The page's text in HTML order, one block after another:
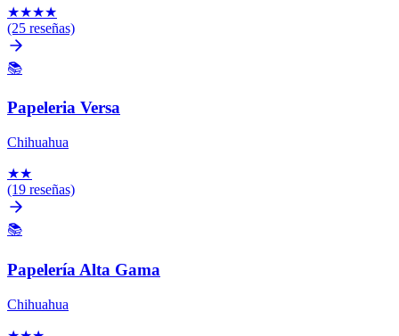
★★★★
(25 reseñas)
📚
Papeleria Versa
Chihuahua
★★
(19 reseñas)
📚
Papelería Alta Gama
Chihuahua